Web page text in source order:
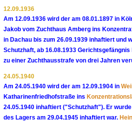
12.09.1936
Am 12.09.1936 wird der am 08.01.1897 in
Jakob vom Zuchthaus Amberg ins
in Dachau bis zum 26.09.1939 inhaftiert und
Schutzhaft, ab 16.08.1933
zu einer Zuchthausstrafe von drei Jahren
24.05.1940
Am 24.05.1940 wird der am 12.09.1904 in
Katharinenfriedhofstraße ins
24.05.1940 inhaftiert ("Schutzhaft"). Er
des Lagers am 29.04.1945 inhaftiert war.